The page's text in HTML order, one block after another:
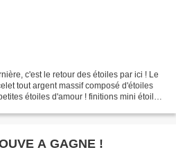
c'est le retour des étoiles par ici ! Le
tout argent massif composé d'étoiles
étoiles d'amour ! finitions mini étoile
A GAGNE !